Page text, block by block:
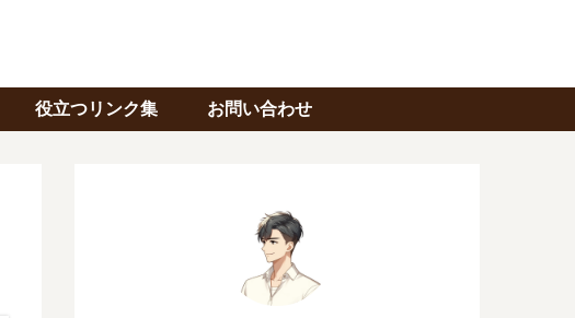
役立つリンク集 お問い合わせ